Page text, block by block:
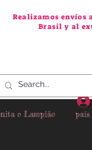
Realizamos envíos
Brasil y al
e Lampião país